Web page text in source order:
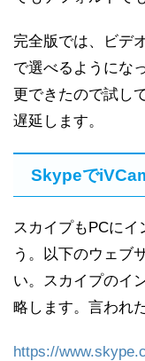
完全版では、ビデ
で選べるようにな
更できたので試し
遅延します。
Skypeで
スカイプもPCにイ
う。以下のウェブ
い。スカイプのイ
略します。言われ
https://